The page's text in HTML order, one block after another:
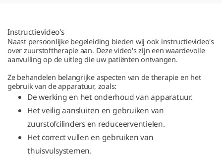
Instructievideo's
Naast persoonlijke begeleiding bieden wij ook instructievideo's
over zuurstoftherapie aan. Deze video's zijn een waardevolle
aanvulling op de uitleg die uw patiënten ontvangen.
Ze behandelen belangrijke aspecten van de therapie en het
gebruik van de apparatuur, zoals:
De werking en het onderhoud van apparatuur.
Het veilig aansluiten en gebruiken van
zuurstofcilinders en reduceerventielen.
Het correct vullen en gebruiken van
thuisvulsystemen.